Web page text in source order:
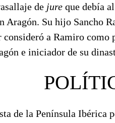
de jureque debía al
Aragón. Su hijo Sancho
a Ramiro como
e iniciador de su
de la Península Ibérica